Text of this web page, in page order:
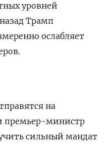
уровней
Трамп
ослабляет
на
премьер-министр
сильный мандат